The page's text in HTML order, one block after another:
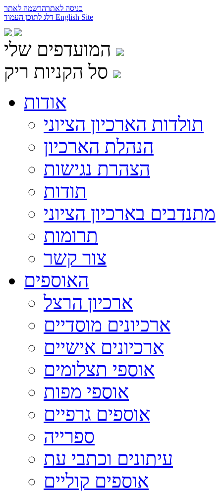
כניסה לאתרהרשמה לאתר
English Site
המועדפים שלי
סל הקניות ריק
אודות
תולדות הארכיון הציוני
הנהלת הארכיון
הצהרת נגישות
תודות
מתנדבים בארכיון הציוני
תרומות
צור קשר
האוספים
ארכיון הרצל
ארכיונים מוסדיים
ארכיונים אישיים
אוספי תצלומים
אוספי מפות
אוספים גרפיים
ספרייה
עיתונים וכתבי עת
אוספים קוליים